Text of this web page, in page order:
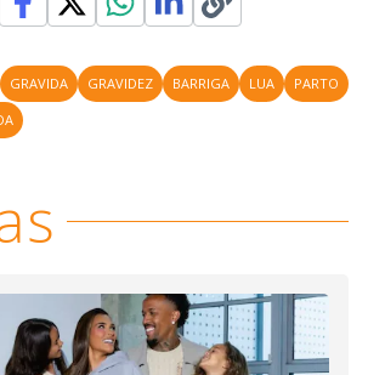
GRAVIDA GRAVIDEZ BARRIGA LUA
PARTO